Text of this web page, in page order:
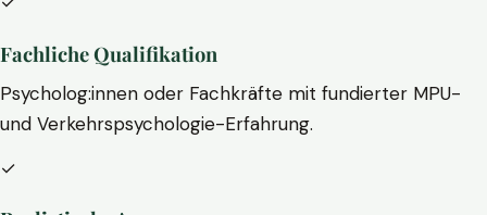
Fachliche Qualifikation
Psycholog:innen oder Fachkräfte mit fundierter MPU-
und Verkehrspsychologie-Erfahrung.
✓